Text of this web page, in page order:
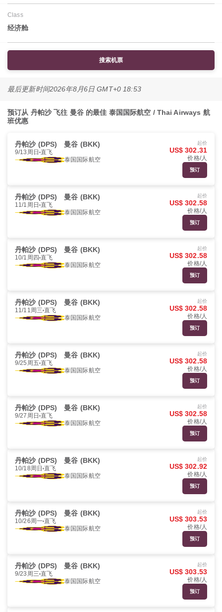
Class
经济舱
搜索机票
最后更新时间2026年8月6日 GMT+0 18:53
预订从 丹帕沙 飞往 曼谷 的最佳 泰国国际航空 / Thai Airways 航
班优惠
丹帕沙 (DPS) 曼谷 (BKK)
9/13周日 直飞
泰国国际航空
起价
US$ 302.31
价格/人
预订
丹帕沙 (DPS) 曼谷 (BKK)
11/1周日 直飞
泰国国际航空
起价
US$ 302.58
价格/人
预订
丹帕沙 (DPS) 曼谷 (BKK)
10/1周四 直飞
泰国国际航空
起价
US$ 302.58
价格/人
预订
丹帕沙 (DPS) 曼谷 (BKK)
11/11周三 直飞
泰国国际航空
起价
US$ 302.58
价格/人
预订
丹帕沙 (DPS) 曼谷 (BKK)
9/25周五 直飞
泰国国际航空
起价
US$ 302.58
价格/人
预订
丹帕沙 (DPS) 曼谷 (BKK)
9/27周日 直飞
泰国国际航空
起价
US$ 302.58
价格/人
预订
丹帕沙 (DPS) 曼谷 (BKK)
10/18周日 直飞
泰国国际航空
起价
US$ 302.92
价格/人
预订
丹帕沙 (DPS) 曼谷 (BKK)
10/26周一 直飞
泰国国际航空
起价
US$ 303.53
价格/人
预订
丹帕沙 (DPS) 曼谷 (BKK)
9/23周三 直飞
泰国国际航空
起价
US$ 303.53
价格/人
预订